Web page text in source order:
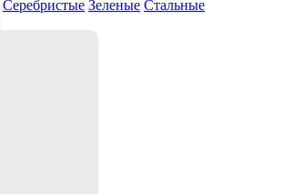
Серебристые Зеленые Стальные